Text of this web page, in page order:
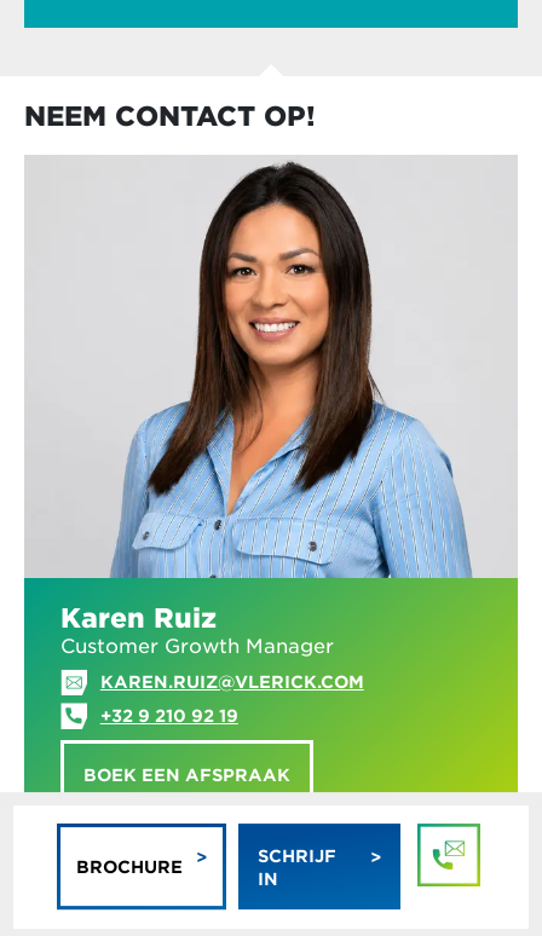
BROCHURE
SCHRIJF
IN
NEEM CONTACT OP!
Karen Ruiz
Customer Growth Manager
KAREN.RUIZ@VLERICK.COM
+32 9 210 92 19
BOEK EEN AFSPRAAK